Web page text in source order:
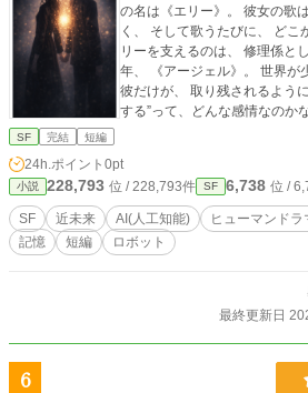
の名は《エリー》。 彼女の歌は、 人々の心を救うほど美し
く、 そして歌うたびに、 どこ
リーを支えるのは、 修理係と
年、 《アージェル》。 世界が少しずつ光を取り戻すほど、
彼だけが、 取り残されるように苦
する”って、どんな感情なのかな。」 解析不能な感
ーか。 それとも、心か。 これは、 終わりの決まったAIと、
一人の人間が、 確かに心を通わ
ルヴェリィシリーズ☆ 「光の
ズ 第2章 Orbis(円環) + Reverie(夢想) = Orvelly 「Orvelly
（オルヴェリィ）」とは—— 二つの月が照らす、夢と記憶の
記憶も、 すべてが巡り巡って
わりであり、 終わりは新たな
SF 完結 短編
24h.ポイント 0pt
小説 228,793 位 / 228,793件 SF 6,738 位 /
SF 近未来 AI(人工知能) ヒューマンドラ
記憶
短編 ロボット
最終更新日
6